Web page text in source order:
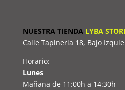
NUESTRA TIENDALYBA
Calle Tapineria 18, Bajo
Horario:
Lunes
Mañana de 11:00h a 14:30h